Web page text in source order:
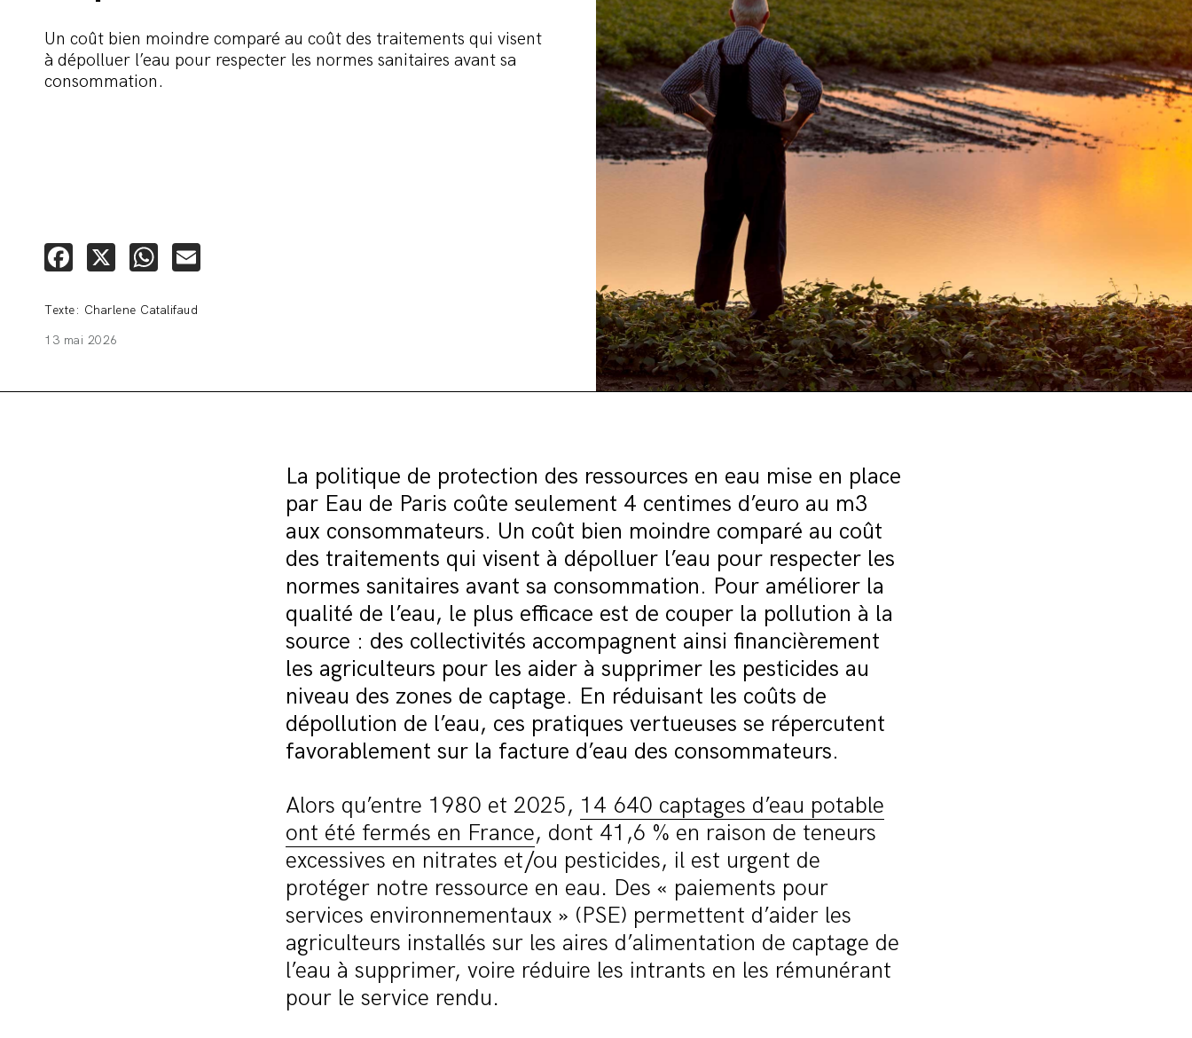
Un coût bien moindre comparé au coût des traitements qui visent
à dépolluer l’eau pour respecter les normes sanitaires avant sa
consommation.
Facebook
X WhatsApp
Texte: Charlene Catalifaud
13 mai 2026
La politique de protection des ressources en eau mise en place
par Eau de Paris coûte seulement 4 centimes d’euro au m3
aux consommateurs. Un coût bien moindre comparé au coût
des traitements qui visent à dépolluer l’eau pour respecter les
normes sanitaires avant sa consommation. Pour améliorer la
qualité de l’eau, le plus efficace est de couper la pollution à la
source : des collectivités accompagnent ainsi financièrement
les agriculteurs pour les aider à supprimer les pesticides au
niveau des zones de captage. En réduisant les coûts de
dépollution de l’eau, ces pratiques vertueuses se répercutent
favorablement sur la facture d’eau des consommateurs.
Alors qu’entre 1980 et 2025, 14 640 captages d’eau potable
ont été fermés en France, dont 41,6 % en raison de teneurs
excessives en nitrates et/ou pesticides, il est urgent de
protéger notre ressource en eau. Des « paiements pour
services environnementaux » (PSE) permettent d’aider les
agriculteurs installés sur les aires d’alimentation de captage de
l’eau à supprimer, voire réduire les intrants en les rémunérant
pour le service rendu.